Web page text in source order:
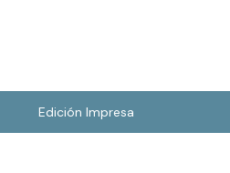
Edición Impresa